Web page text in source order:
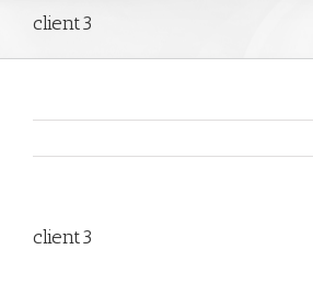
client3
client3